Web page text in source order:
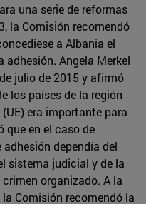
una serie de reformas
la Comisión recomendó
a Albania el
Angela Merkel
julio de 2015 y afirmó
los países de la región
era importante para
que en el caso de
dependía del
sistema judicial y de la
organizado. A la
Comisión recomendó la